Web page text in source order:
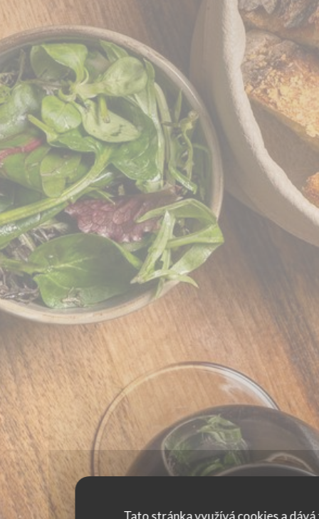
Tato stránka využívá cookies a dává